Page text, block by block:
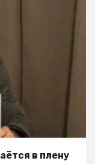
в плену